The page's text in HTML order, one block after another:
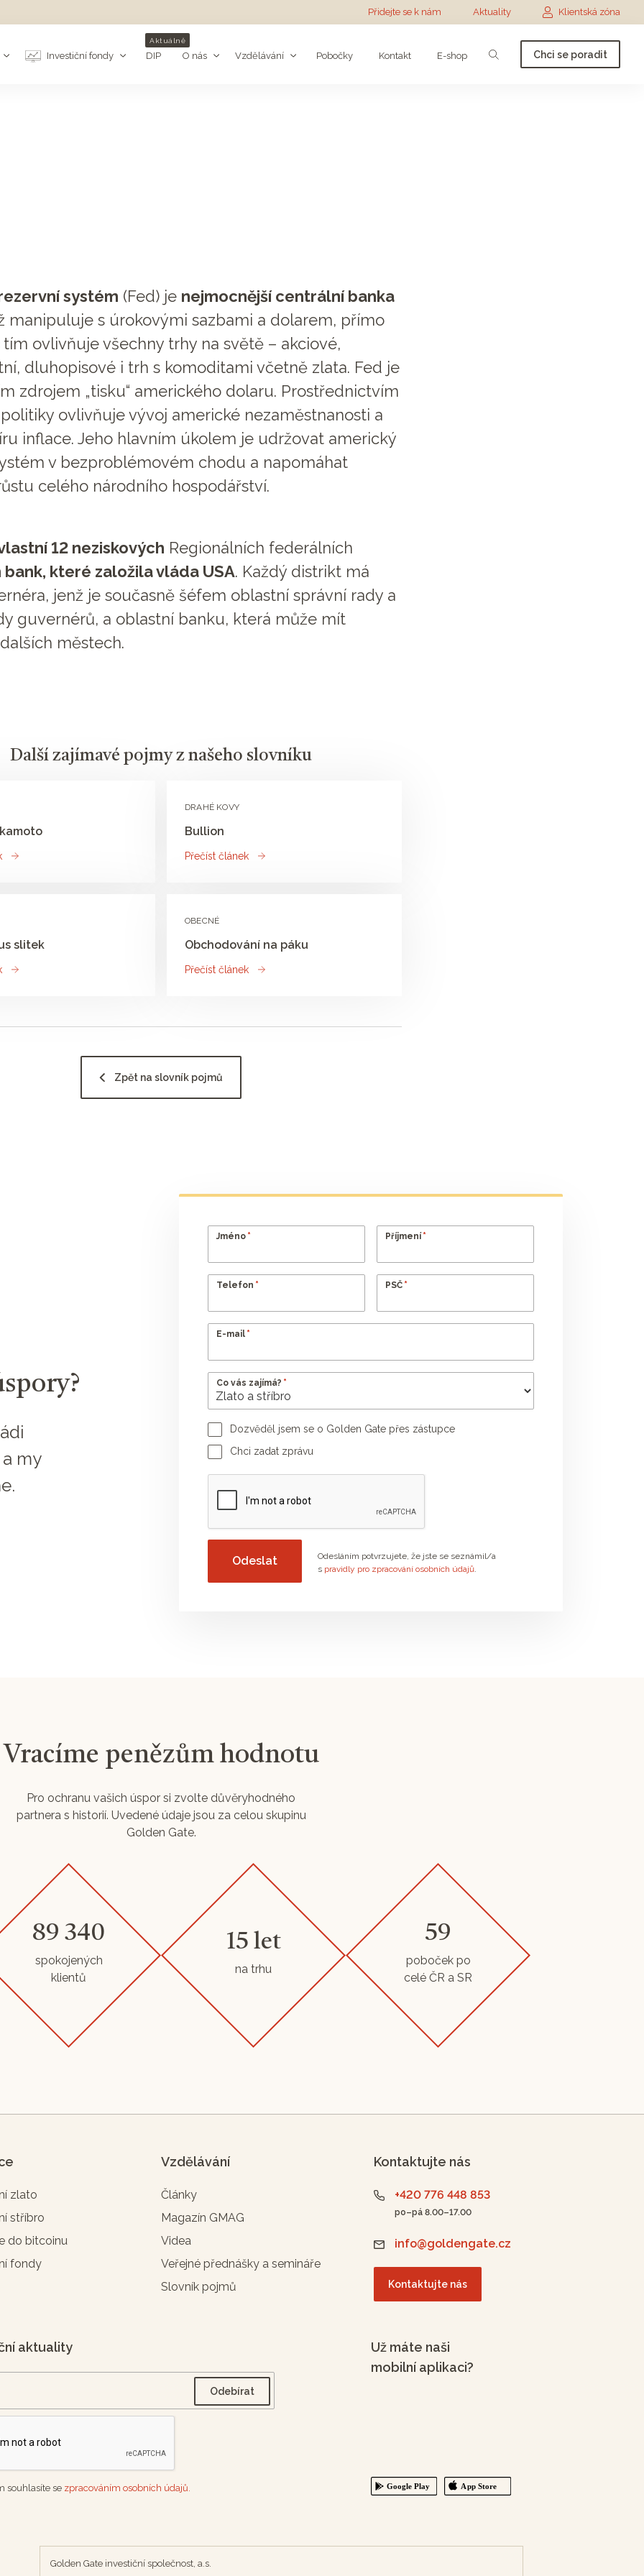
Přidejte se k nám Aktuality Klientská zóna
Investiční fondy DIP
Aktuálně
O nás Vzdělávání Pobočky Kontakt E-shop Chci se poradit
systém (Fed) je nejmocnější centrální banka
manipuluje s úrokovými sazbami a dolarem, přímo
ovlivňuje všechny trhy na světě – akciové,
dluhopisové i trh s komoditami včetně zlata. Fed je
zdrojem „tisku“ amerického dolaru. Prostřednictvím
ovlivňuje vývoj americké nezaměstnanosti a
inflace. Jeho hlavním úkolem je udržovat americký
v bezproblémovém chodu a napomáhat
celého národního hospodářství.
12 neziskových Regionálních federálních
které založila vláda USA. Každý distrikt má
jenž je současně šéfem oblastní správní rady a
guvernérů, a oblastní banku, která může mít
městech.
Další zajímavé pojmy z našeho slovníku
DRAHÉ KOVY
Bullion
Přečíst článek
slitek
OBECNÉ
Obchodování na páku
Přečíst článek
Zpět na slovník pojmů
my
Jméno * Příjmení *
Telefon * PSČ *
E-mail *
Co vás zajímá? *
Dozvěděl jsem se o Golden Gate přes zástupce
Jméno poradce Příjmení poradce
Chci zadat zprávu
Vaše zpráva
Odesláním potvrzujete, že jste se seznámil/a
s pravidly pro zpracování osobních údajů.
Vracíme penězům hodnotu
Pro ochranu vašich úspor si zvolte důvěryhodného
partnera s historií. Uvedené údaje jsou za celou skupinu
Golden Gate.
89 340
spokojených
klientů
15 let
na trhu
59
poboček po
celé ČR a SR
zlato
stříbro
do bitcoinu
fondy
Vzdělávání
Články
Magazín GMAG
Videa
Veřejné přednášky a semináře
Slovník pojmů
Kontaktujte nás
+420 776 448 853
po–pá 8.00–17.00
info@goldengate.cz
Kontaktujte nás
aktuality
souhlasíte se zpracováním osobních údajů.
Už máte naši
mobilní aplikaci?
Golden Gate investiční společnost, a.s.